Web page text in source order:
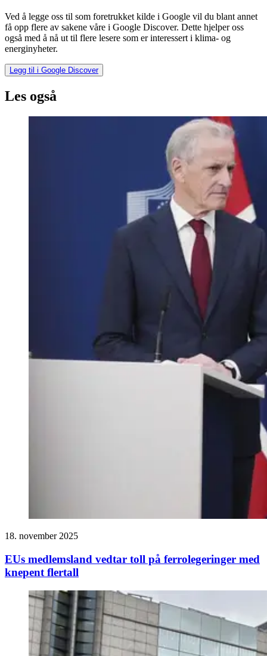
Ved å legge oss til som foretrukket kilde i Google vil du blant annet
få opp flere av sakene våre i Google Discover. Dette hjelper oss
også med å nå ut til flere lesere som er interessert i klima- og
energinyheter.
Legg til i Google Discover
Les også
18. november 2025
EUs medlemsland vedtar toll på ferrolegeringer med
knepent flertall